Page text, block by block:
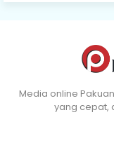
Media online
yang cepat,